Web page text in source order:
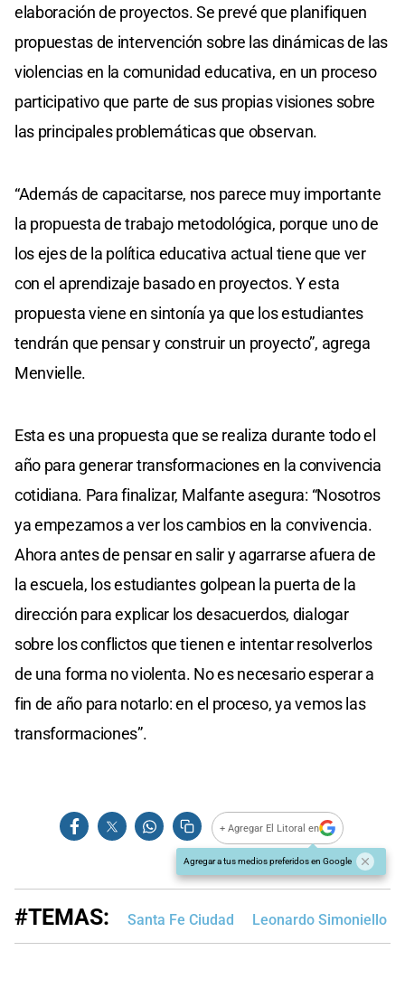
elaboración de proyectos. Se prevé que planifiquen
propuestas de intervención sobre las dinámicas de las
violencias en la comunidad educativa, en un proceso
participativo que parte de sus propias visiones sobre
las principales problemáticas que observan.
“Además de capacitarse, nos parece muy importante
la propuesta de trabajo metodológica, porque uno de
los ejes de la política educativa actual tiene que ver
con el aprendizaje basado en proyectos. Y esta
propuesta viene en sintonía ya que los estudiantes
tendrán que pensar y construir un proyecto”, agrega
Menvielle.
Esta es una propuesta que se realiza durante todo el
año para generar transformaciones en la convivencia
cotidiana. Para finalizar, Malfante asegura: “Nosotros
ya empezamos a ver los cambios en la convivencia.
Ahora antes de pensar en salir y agarrarse afuera de
la escuela, los estudiantes golpean la puerta de la
dirección para explicar los desacuerdos, dialogar
sobre los conflictos que tienen e intentar resolverlos
de una forma no violenta. No es necesario esperar a
fin de año para notarlo: en el proceso, ya vemos las
transformaciones”.
+ Agregar El Litoral en
Agregar a tus medios preferidos en Google
#TEMAS: Santa Fe Ciudad Leonardo Simoniello